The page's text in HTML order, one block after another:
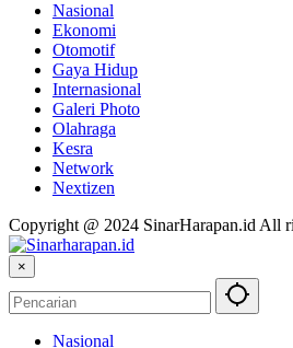
Nasional
Ekonomi
Otomotif
Gaya Hidup
Internasional
Galeri Photo
Olahraga
Kesra
Network
Nextizen
Copyright @ 2024 SinarHarapan.id All
×
Nasional